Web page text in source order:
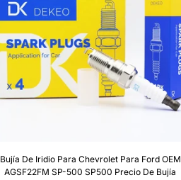
Bujía De Iridio Para Chevrolet Para Ford OEM
AGSF22FM SP-500 SP500 Precio De Bujía